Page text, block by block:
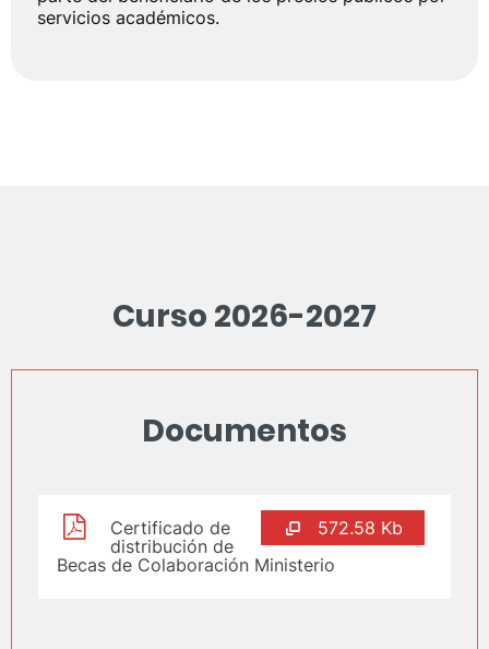
servicios académicos.
Curso 2026-2027
Documentos
572.58 Kb
Certificado de
distribución de
Becas de Colaboración Ministerio